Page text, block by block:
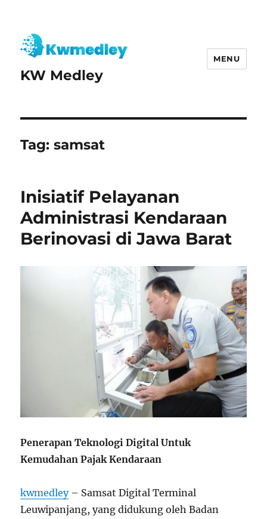
KW Medley
MENU
Tag:samsat
Inisiatif Pelayanan
Administrasi Kendaraan
Berinovasi di Jawa Barat
Penerapan Teknologi Digital Untuk
Kemudahan Pajak Kendaraan
kwmedley– Samsat Digital Terminal
Leuwipanjang, yang didukung oleh Badan